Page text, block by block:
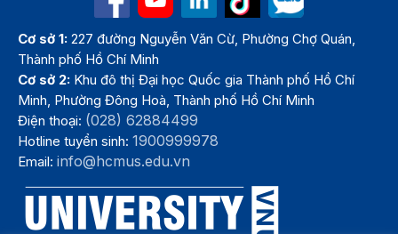
Cơ sở 1: 227 đường Nguyễn Văn Cừ, Phường Chợ Quán,
Thành phố Hồ Chí Minh
Cơ sở 2: Khu đô thị Đại học Quốc gia Thành phố Hồ Chí
Minh, Phường Đông Hoà, Thành phố Hồ Chí Minh
Điện thoại: (028) 62884499
Hotline tuyển sinh:1900999978
Email:info@hcmus.edu.vn